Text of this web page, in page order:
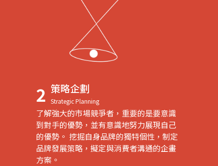
2 策略企劃
Strategic Planning
了解強大的市場競爭者，重要的是要意識
到對手的優勢，並有意識地努力展現自己
的優勢。 挖掘自身品牌的獨特個性，制定
品牌發展策略，擬定與消費者溝通的企畫
方案。